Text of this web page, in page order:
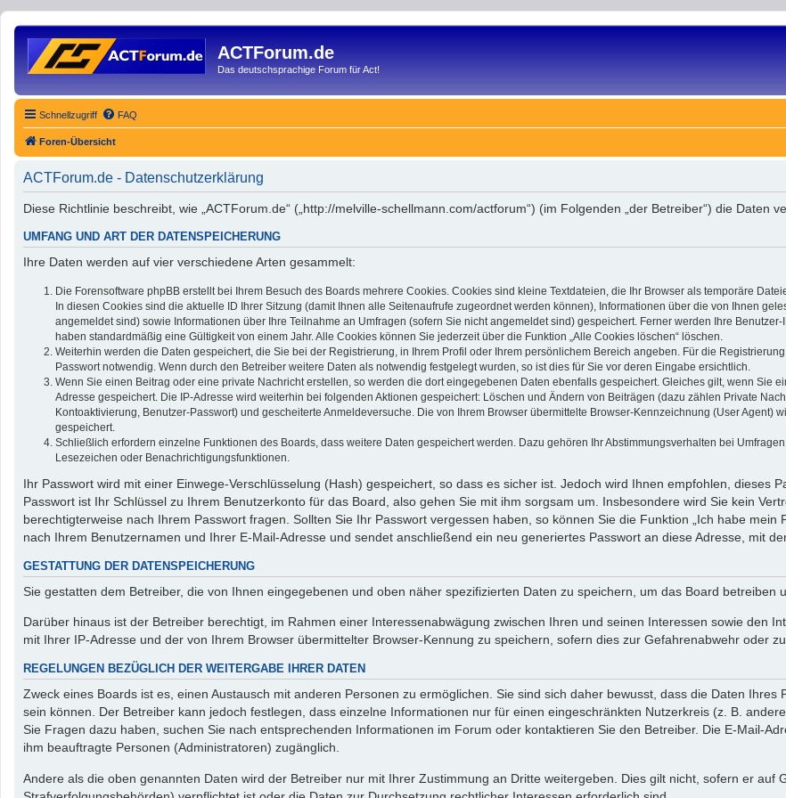
ACTForum.de
Das deutschsprachige Forum für Act!
Schnellzugriff FAQ
Foren-Übersicht
ACTForum.de - Datenschutzerklärung
Diese Richtlinie beschreibt, wie „ACTForum.de“ („http://melville-schellmann.com/actforum“) (im Folgenden „der Betreiber“) die Daten
UMFANG UND ART DER DATENSPEICHERUNG
Ihre Daten werden auf vier verschiedene Arten gesammelt:
Die Forensoftware phpBB erstellt bei Ihrem Besuch des Boards mehrere Cookies. Cookies sind kleine Textdateien, die Ihr Browser als temporäre
In diesen Cookies sind die aktuelle ID Ihrer Sitzung (damit Ihnen alle Seitenaufrufe zugeordnet werden können), Informationen über die von Ihnen
angemeldet sind) sowie Informationen über Ihre Teilnahme an Umfragen (sofern Sie nicht angemeldet sind) gespeichert. Ferner werden Ihre
haben standardmäßig eine Gültigkeit von einem Jahr. Alle Cookies können Sie jederzeit über die Funktion „Alle Cookies löschen“ löschen.
Weiterhin werden die Daten gespeichert, die Sie bei der Registrierung, in Ihrem Profil oder Ihrem persönlichem Bereich angeben. Für die
Passwort notwendig. Wenn durch den Betreiber weitere Daten als notwendig festgelegt wurden, so ist dies für Sie vor deren Eingabe ersichtlich.
Wenn Sie einen Beitrag oder eine private Nachricht erstellen, so werden die dort eingegebenen Daten ebenfalls gespeichert. Gleiches gilt, wenn Sie
Adresse gespeichert. Die IP-Adresse wird weiterhin bei folgenden Aktionen gespeichert: Löschen und Ändern von Beiträgen (dazu zählen Private
Kontoaktivierung, Benutzer-Passwort) und gescheiterte Anmeldeversuche. Die von Ihrem Browser übermittelte Browser-Kennzeichnung (User Agent)
gespeichert.
Schließlich erfordern einzelne Funktionen des Boards, dass weitere Daten gespeichert werden. Dazu gehören Ihr Abstimmungsverhalten bei
Lesezeichen oder Benachrichtigungsfunktionen.
Ihr Passwort wird mit einer Einwege-Verschlüsselung (Hash) gespeichert, so dass es sicher ist. Jedoch wird Ihnen empfohlen, dieses
Passwort ist Ihr Schlüssel zu Ihrem Benutzerkonto für das Board, also gehen Sie mit ihm sorgsam um. Insbesondere wird Sie kein
berechtigterweise nach Ihrem Passwort fragen. Sollten Sie Ihr Passwort vergessen haben, so können Sie die Funktion „Ich habe
nach Ihrem Benutzernamen und Ihrer E-Mail-Adresse und sendet anschließend ein neu generiertes Passwort an diese Adresse, mit
GESTATTUNG DER DATENSPEICHERUNG
Sie gestatten dem Betreiber, die von Ihnen eingegebenen und oben näher spezifizierten Daten zu speichern, um das Board betreiben
Darüber hinaus ist der Betreiber berechtigt, im Rahmen einer Interessenabwägung zwischen Ihren und seinen Interessen sowie den
mit Ihrer IP-Adresse und der von Ihrem Browser übermittelter Browser-Kennung zu speichern, sofern dies zur Gefahrenabwehr oder
REGELUNGEN BEZÜGLICH DER WEITERGABE IHRER DATEN
Zweck eines Boards ist es, einen Austausch mit anderen Personen zu ermöglichen. Sie sind sich daher bewusst, dass die Daten
sein können. Der Betreiber kann jedoch festlegen, dass einzelne Informationen nur für einen eingeschränkten Nutzerkreis (z. B.
Sie Fragen dazu haben, suchen Sie nach entsprechenden Informationen im Forum oder kontaktieren Sie den Betreiber. Die E-Mail-
ihm beauftragte Personen (Administratoren) zugänglich.
Andere als die oben genannten Daten wird der Betreiber nur mit Ihrer Zustimmung an Dritte weitergeben. Dies gilt nicht, sofern er auf